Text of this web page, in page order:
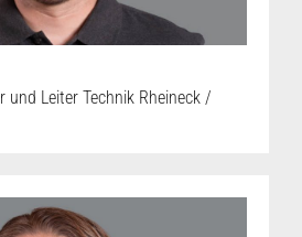
und Leiter Technik Rheineck /